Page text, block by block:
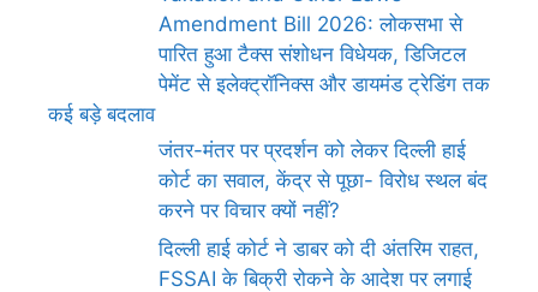
Amendment Bill 2026: लोकसभा से
पारित हुआ टैक्स संशोधन विधेयक, डिजिटल
पेमेंट से इलेक्ट्रॉनिक्स और डायमंड ट्रेडिंग तक
कई बड़े बदलाव
जंतर-मंतर पर प्रदर्शन को लेकर दिल्ली हाई
कोर्ट का सवाल, केंद्र से पूछा- विरोध स्थल बंद
करने पर विचार क्यों नहीं?
दिल्ली हाई कोर्ट ने डाबर को दी अंतरिम राहत,
FSSAI के बिक्री रोकने के आदेश पर लगाई